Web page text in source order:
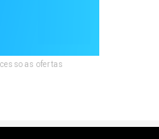
as ofertas